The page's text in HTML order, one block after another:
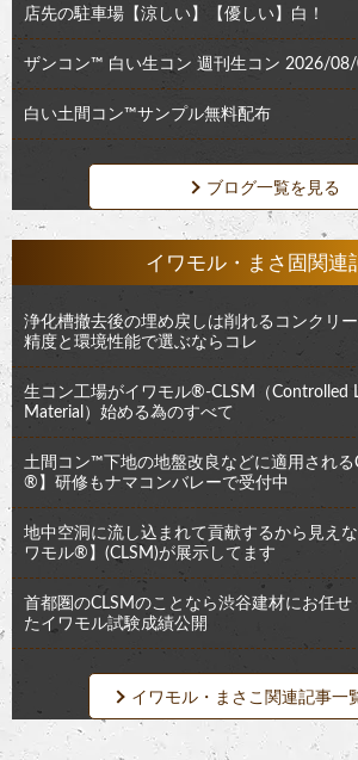
店先の駐車場【涼しい】【優しい】白！
ザンコン™︎ 白い生コン 週刊生コン 2026/
白い土間コン™︎サンプル無料配布
ブログ一覧を見る
イワモル・まさ固関連
浄化槽撤去後の埋め戻しは削れるコンクリ
精度と環境性能で選ぶならコレ
生コン工場がイワモル®︎-CLSM（Controlled
Material）始める為のすべて
土間コン™︎下地の地盤改良などに適用される
®︎】研修もナマコンバレーで受付中
地中空洞に流し込まれて貢献するから見え
ワモル®︎】(CLSM)が展示してます
首都圏のCLSMのことなら渋谷建材にお任せ
たイワモル試験成績公開
イワモル・まさこ関連記事一